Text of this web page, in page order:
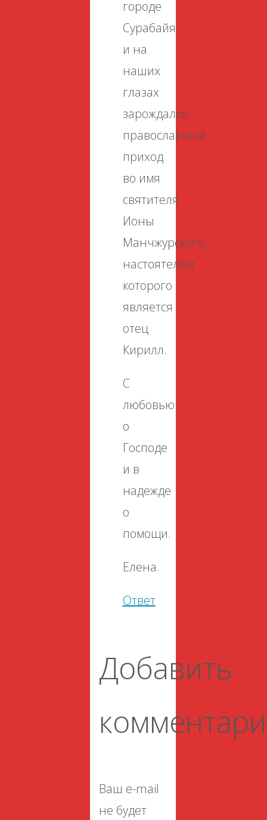
городе
Сурабайя
и на
наших
глазах
зарождался
православный
приход
во имя
святителя
Ионы
Манчжурского,
настоятелем
которого
является
отец
Кирилл.
С
любовью
о
Господе
и в
надежде
о
помощи.
Елена.
Ответ
Добавить
Ваш e-mail
не будет